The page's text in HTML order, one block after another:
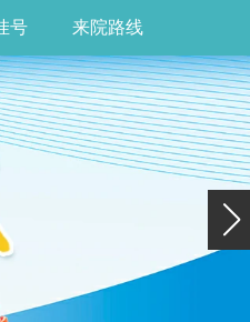
号 来院路线